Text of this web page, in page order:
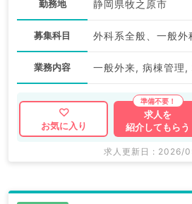
勤務地 静岡県牧之原市
募集科目 外科系全般、一般外
業務内容 一般外来, 病棟管理,
お気に入り
求人を
紹介してもらう
求人更新日 : 2026/